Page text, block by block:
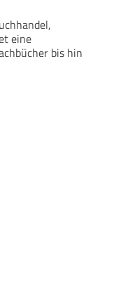
eine
bis hin